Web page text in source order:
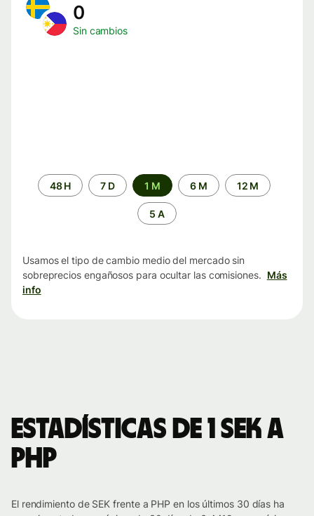
0
Sin cambios
Periodo48 H 7 D 1 M 6 M 12 M
5 A
Usamos el tipo de cambio medio del mercado sin
sobreprecios engañosos para ocultar las comisiones. Más
info
Estadísticas de 1 SEK a
PHP
El rendimiento de SEK frente a PHP en los últimos 30 días ha